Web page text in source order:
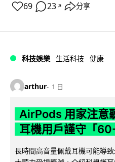
69 23 ↗ 分享
科技娛樂 生活科技 健康
arthur 1 日
AirPods 用家注意
耳機用戶謹守「
長時間高音量佩戴耳機可能導